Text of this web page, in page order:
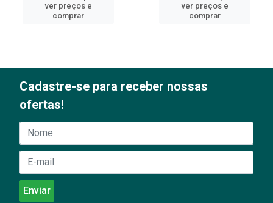
ver preços e
comprar
ver preços e
comprar
Cadastre-se para receber nossas
ofertas!